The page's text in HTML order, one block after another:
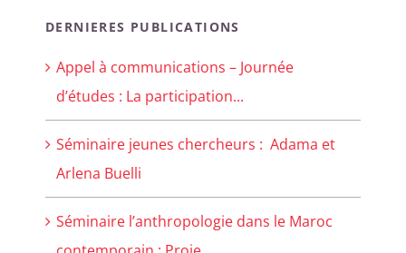
DERNIERES PUBLICATIONS
Appel à communications – Journée
d’études : La participation...
Séminaire jeunes chercheurs : Adama et
Arlena Buelli
Séminaire l’anthropologie dans le Maroc